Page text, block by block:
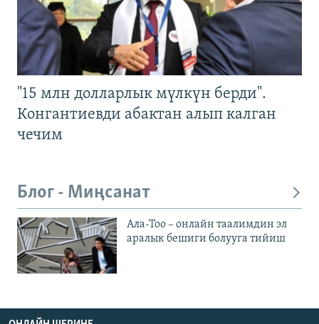
"15 млн долларлык мүлкүн берди".
Конгантиевди абактан алып калган
чечим
Блог - Миңсанат
Ала-Тоо – онлайн таалимдин эл
аралык бешиги болууга тийиш